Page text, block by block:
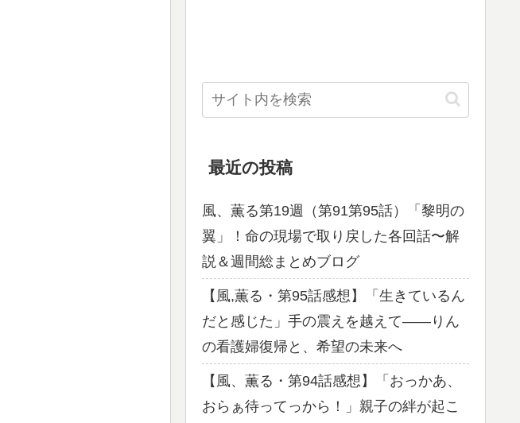
最近の投稿
風、薫る第19週（第91第95話）「黎明の
翼」！命の現場で取り戻した各回話〜解
説＆週間総まとめブログ
【風,薫る・第95話感想】「生きているん
だと感じた」手の震えを越えて——りん
の看護婦復帰と、希望の未来へ
【風、薫る・第94話感想】「おっかあ、
おらぁ待ってっから！」親子の絆が起こ